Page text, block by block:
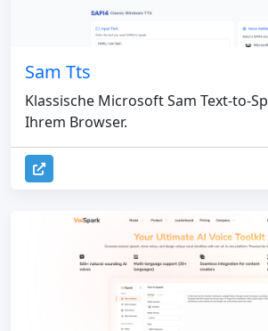
Sam Tts
Klassische Microsoft Sam Text-to-
Ihrem Browser.